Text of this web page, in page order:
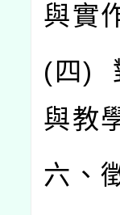
與實
( 四)
與教
六、